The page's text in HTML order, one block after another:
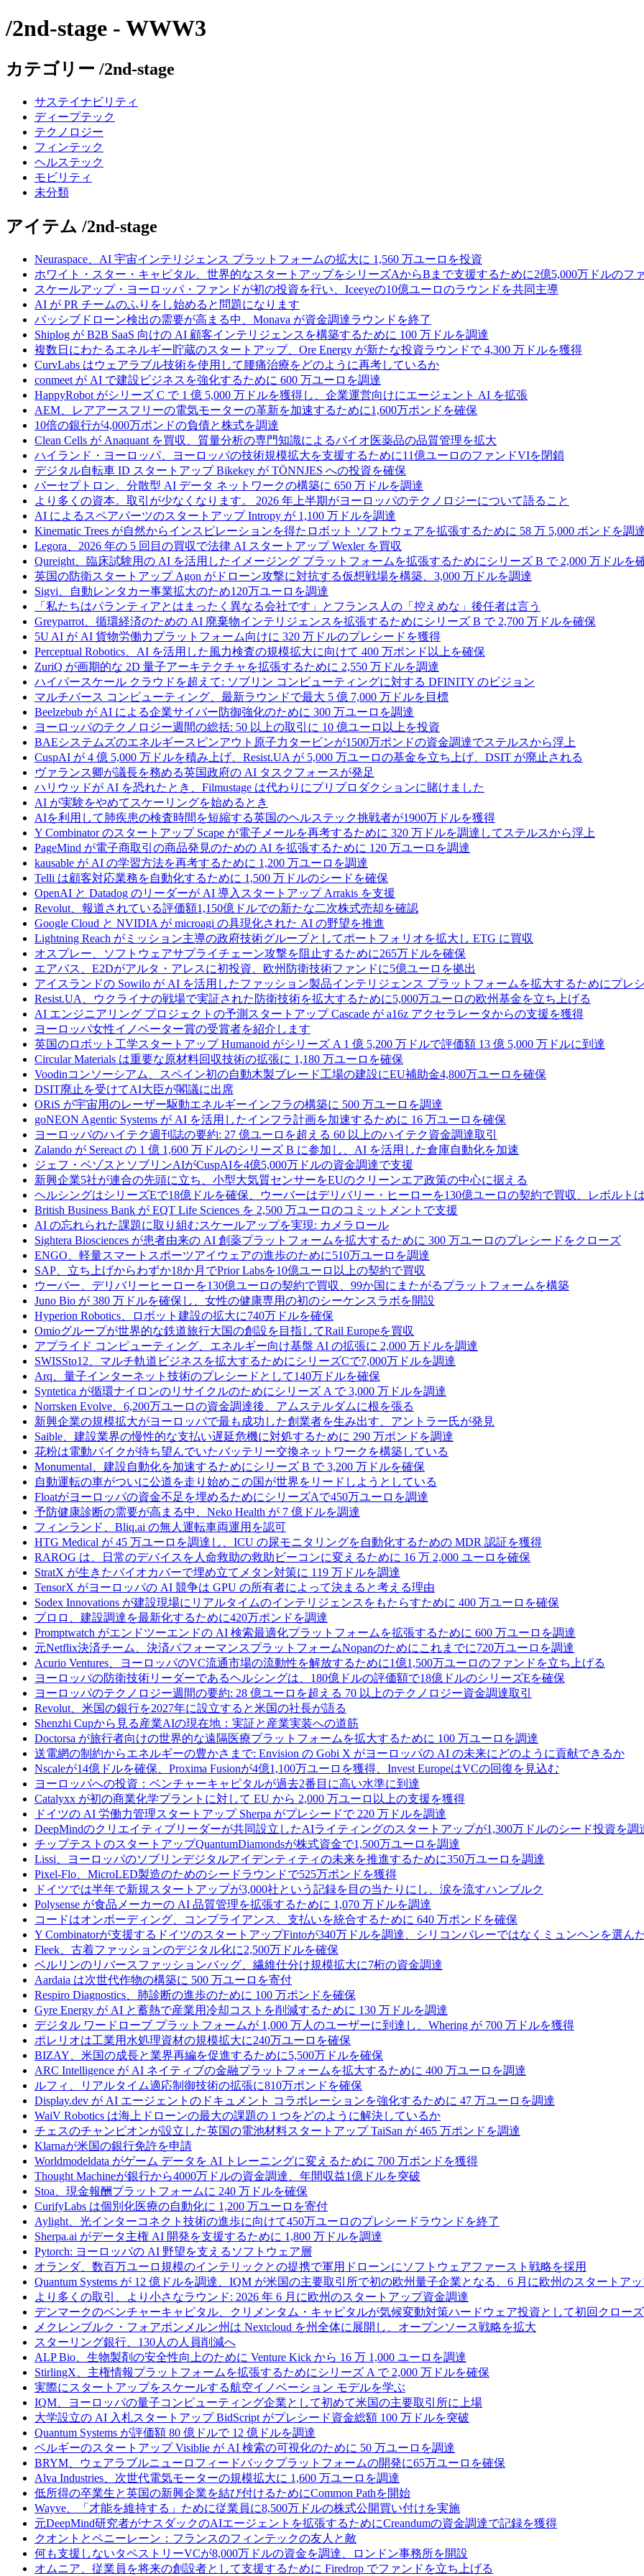
/2nd-stage - WWW3
カテゴリー /2nd-stage
サステイナビリティ
ディープテック
テクノロジー
フィンテック
ヘルステック
モビリティ
未分類
アイテム /2nd-stage
Neuraspace、AI 宇宙インテリジェンス プラットフォームの拡大に 1,560 万ユーロを投資
ホワイト・スター・キャピタル、世界的なスタートアップをシリーズAからBまで支援するために2億5,000万ドルのフ
スケールアップ・ヨーロッパ・ファンドが初の投資を行い、Iceeyeの10億ユーロのラウンドを共同主導
AI が PR チームのふりをし始めると問題になります
パッシブドローン検出の需要が高まる中、Monava が資金調達ラウンドを終了
Shiplog が B2B SaaS 向けの AI 顧客インテリジェンスを構築するために 100 万ドルを調達
複数日にわたるエネルギー貯蔵のスタートアップ、Ore Energy が新たな投資ラウンドで 4,300 万ドルを獲得
CurvLabs はウェアラブル技術を使用して腰痛治療をどのように再考しているか
conmeet が AI で建設ビジネスを強化するために 600 万ユーロを調達
HappyRobot がシリーズ C で 1 億 5,000 万ドルを獲得し、企業運営向けにエージェント AI を拡張
AEM、レアアースフリーの電気モーターの革新を加速するために1,600万ポンドを確保
10倍の銀行が4,000万ポンドの負債と株式を調達
Clean Cells が Anaquant を買収、質量分析の専門知識によるバイオ医薬品の品質管理を拡大
ハイランド・ヨーロッパ、ヨーロッパの技術規模拡大を支援するために11億ユーロのファンドVIを閉鎖
デジタル自転車 ID スタートアップ Bikekey が TÖNNJES への投資を確保
パーセプトロン、分散型 AI データ ネットワークの構築に 650 万ドルを調達
より多くの資本。取引が少なくなります。 2026 年上半期がヨーロッパのテクノロジーについて語ること
AI によるスペアパーツのスタートアップ Intropy が 1,100 万ドルを調達
Kinematic Trees が自然からインスピレーションを得たロボット ソフトウェアを拡張するために 58 万 5,000 ポンドを調
Legora、2026 年の 5 回目の買収で法律 AI スタートアップ Wexler を買収
Qureight、臨床試験用の AI を活用したイメージング プラットフォームを拡張するためにシリーズ B で 2,000 万ドルを
英国の防衛スタートアップ Agon がドローン攻撃に対抗する仮想戦場を構築、3,000 万ドルを調達
Sigvi、自動レンタカー事業拡大のため120万ユーロを調達
「私たちはパランティアとはまったく異なる会社です」とフランス人の「控えめな」後任者は言う
Greyparrot、循環経済のための AI 廃棄物インテリジェンスを拡張するためにシリーズ B で 2,700 万ドルを確保
5U AI が AI 貨物労働力プラットフォーム向けに 320 万ドルのプレシードを獲得
Perceptual Robotics、AI を活用した風力検査の規模拡大に向けて 400 万ポンド以上を確保
ZuriQ が画期的な 2D 量子アーキテクチャを拡張するために 2,550 万ドルを調達
ハイパースケール クラウドを超えて: ソブリン コンピューティングに対する DFINITY のビジョン
マルチバース コンピューティング、最新ラウンドで最大 5 億 7,000 万ドルを目標
Beelzebub が AI による企業サイバー防御強化のために 300 万ユーロを調達
ヨーロッパのテクノロジー週間の総括: 50 以上の取引に 10 億ユーロ以上を投資
BAEシステムズのエネルギースピンアウト原子力タービンが1500万ポンドの資金調達でステルスから浮上
CuspAI が 4 億 5,000 万ドルを積み上げ、Resist.UA が 5,000 万ユーロの基金を立ち上げ、DSIT が廃止される
ヴァランス卿が議長を務める英国政府の AI タスクフォースが発足
ハリウッドが AI を恐れたとき、Filmustage は代わりにプリプロダクションに賭けました
AI が実験をやめてスケーリングを始めるとき
AIを利用して肺疾患の検査時間を短縮する英国のヘルステック挑戦者が1900万ドルを獲得
Y Combinator のスタートアップ Scape が電子メールを再考するために 320 万ドルを調達してステルスから浮上
PageMind が電子商取引の商品発見のための AI を拡張するために 120 万ユーロを調達
kausable が AI の学習方法を再考するために 1,200 万ユーロを調達
Telli は顧客対応業務を自動化するために 1,500 万ドルのシードを確保
OpenAI と Datadog のリーダーが AI 導入スタートアップ Arrakis を支援
Revolut、報道されている評価額1,150億ドルでの新たな二次株式売却を確認
Google Cloud と NVIDIA が microagi の具現化された AI の野望を推進
Lightning Reach がミッション主導の政府技術グループとしてポートフォリオを拡大し ETG に買収
オスプレー、ソフトウェアサプライチェーン攻撃を阻止するために265万ドルを確保
エアバス、E2Dがアルタ・アレスに初投資、欧州防衛技術ファンドに5億ユーロを拠出
アイスランドの Sowilo が AI を活用したファッション製品インテリジェンス プラットフォームを拡大するためにプレ
Resist.UA、ウクライナの戦場で実証された防衛技術を拡大するために5,000万ユーロの欧州基金を立ち上げる
AI エンジニアリング プロジェクトの予測スタートアップ Cascade が a16z アクセラレータからの支援を獲得
ヨーロッパ女性イノベーター賞の受賞者を紹介します
英国のロボット工学スタートアップ Humanoid がシリーズ A 1 億 5,200 万ドルで評価額 13 億 5,000 万ドルに到達
Circular Materials は重要な原材料回収技術の拡張に 1,180 万ユーロを確保
Voodinコンソーシアム、スペイン初の自動木製ブレード工場の建設にEU補助金4,800万ユーロを確保
DSIT廃止を受けてAI大臣が閣議に出席
ORiS が宇宙用のレーザー駆動エネルギーインフラの構築に 500 万ユーロを調達
goNEON Agentic Systems が AI を活用したインフラ計画を加速するために 16 万ユーロを確保
ヨーロッパのハイテク週刊誌の要約: 27 億ユーロを超える 60 以上のハイテク資金調達取引
Zalando が Sereact の 1 億 1,600 万ドルのシリーズ B に参加し、AI を活用した倉庫自動化を加速
ジェフ・ベゾスとソブリンAIがCuspAIを4億5,000万ドルの資金調達で支援
新興企業5社が連合の先頭に立ち、小型大気質センサーをEUのクリーンエア政策の中心に据える
ヘルシングはシリーズEで18億ドルを確保、ウーバーはデリバリー・ヒーローを130億ユーロの契約で買収、レボルト
British Business Bank が EQT Life Sciences を 2,500 万ユーロのコミットメントで支援
AI の忘れられた課題に取り組むスケールアップを実現: カメラロール
Sightera Biosciences が患者由来の AI 創薬プラットフォームを拡大するために 300 万ユーロのプレシードをクローズ
ENGO、軽量スマートスポーツアイウェアの進歩のために510万ユーロを調達
SAP、立ち上げからわずか18か月でPrior Labsを10億ユーロ以上の契約で買収
ウーバー、デリバリーヒーローを130億ユーロの契約で買収、99か国にまたがるプラットフォームを構築
Juno Bio が 380 万ドルを確保し、女性の健康専用の初のシーケンスラボを開設
Hyperion Robotics、ロボット建設の拡大に740万ドルを確保
Omioグループが世界的な鉄道旅行大国の創設を目指してRail Europeを買収
アプライド コンピューティング、エネルギー向け基盤 AI の拡張に 2,000 万ドルを調達
SWISSto12、マルチ軌道ビジネスを拡大するためにシリーズCで7,000万ドルを調達
Arq、量子インターネット技術のプレシードとして140万ドルを確保
Syntetica が循環ナイロンのリサイクルのためにシリーズ A で 3,000 万ドルを調達
Norrsken Evolve、6,200万ユーロの資金調達後、アムステルダムに根を張る
新興企業の規模拡大がヨーロッパで最も成功した創業者を生み出す、アントラー氏が発見
Saible、建設業界の慢性的な支払い遅延危機に対処するために 290 万ポンドを調達
花粉は電動バイクが待ち望んでいたバッテリー交換ネットワークを構築している
Monumental、建設自動化を加速するためにシリーズ B で 3,200 万ドルを確保
自動運転の車がついに公道を走り始めこの国が世界をリードしようとしている
Floatがヨーロッパの資金不足を埋めるためにシリーズAで450万ユーロを調達
予防健康診断の需要が高まる中、Neko Health が 7 億ドルを調達
フィンランド、Bliq.ai の無人運転車両運用を認可
HTG Medical が 45 万ユーロを調達し、ICU の尿モニタリングを自動化するための MDR 認証を獲得
RAROG は、日常のデバイスを人命救助の救助ビーコンに変えるために 16 万 2,000 ユーロを確保
StratX が生きたバイオカバーで埋め立てメタン対策に 119 万ドルを調達
TensorX がヨーロッパの AI 競争は GPU の所有者によって決まると考える理由
Sodex Innovations が建設現場にリアルタイムのインテリジェンスをもたらすために 400 万ユーロを確保
プロロ、建設調達を最新化するために420万ポンドを調達
Promptwatch がエンドツーエンドの AI 検索最適化プラットフォームを拡張するために 600 万ユーロを調達
元Netflix決済チーム、決済パフォーマンスプラットフォームNopanのためにこれまでに720万ユーロを調達
Acurio Ventures、ヨーロッパのVC流通市場の流動性を解放するために1億1,500万ユーロのファンドを立ち上げる
ヨーロッパの防衛技術リーダーであるヘルシングは、180億ドルの評価額で18億ドルのシリーズEを確保
ヨーロッパのテクノロジー週間の要約: 28 億ユーロを超える 70 以上のテクノロジー資金調達取引
Revolut、米国の銀行を2027年に設立すると米国の社長が語る
Shenzhi Cupから見る産業AIの現在地：実証と産業実装への道筋
Doctorsa が旅行者向けの世界的な遠隔医療プラットフォームを拡大するために 100 万ユーロを調達
送電網の制約からエネルギーの豊かさまで: Envision の Gobi X がヨーロッパの AI の未来にどのように貢献できるか
Nscaleが14億ドルを確保、Proxima Fusionが4億1,100万ユーロを獲得、Invest EuropeはVCの回復を見込む
ヨーロッパへの投資：ベンチャーキャピタルが過去2番目に高い水準に到達
Catalyxx が初の商業化学プラントに対して EU から 2,000 万ユーロ以上の支援を獲得
ドイツの AI 労働力管理スタートアップ Sherpa がプレシードで 220 万ドルを調達
DeepMindのクリエイティブリーダーが共同設立したAIライティングのスタートアップが1,300万ドルのシード投資を調
チップテストのスタートアップQuantumDiamondsが株式資金で1,500万ユーロを調達
Lissi、ヨーロッパのソブリンデジタルアイデンティティの未来を推進するために350万ユーロを調達
Pixel-Flo、MicroLED製造のためのシードラウンドで525万ポンドを獲得
ドイツでは半年で新規スタートアップが3,000社という記録を目の当たりにし、涙を流すハンブルク
Polysense が食品メーカーの AI 品質管理を拡張するために 1,070 万ドルを調達
コードはオンボーディング、コンプライアンス、支払いを統合するために 640 万ポンドを確保
Y Combinatorが支援するドイツのスタートアップFintoが340万ドルを調達、シリコンバレーではなくミュンヘンを選ん
Fleek、古着ファッションのデジタル化に2,500万ドルを確保
ベルリンのリバースファッションバッグ、繊維仕分け規模拡大に7桁の資金調達
Aardaia は次世代作物の構築に 500 万ユーロを寄付
Respiro Diagnostics、肺診断の進歩のために 100 万ポンドを確保
Gyre Energy が AI と蓄熱で産業用冷却コストを削減するために 130 万ドルを調達
デジタル ワードローブ プラットフォームが 1,000 万人のユーザーに到達し、Whering が 700 万ドルを獲得
ポレリオは工業用水処理資材の規模拡大に240万ユーロを確保
BIZAY、米国の成長と業界再編を促進するために5,500万ドルを確保
ARC Intelligence が AI ネイティブの金融プラットフォームを拡大するために 400 万ユーロを調達
ルフィ、リアルタイム適応制御技術の拡張に810万ポンドを確保
Display.dev が AI エージェントのドキュメント コラボレーションを強化するために 47 万ユーロを調達
WaiV Robotics は海上ドローンの最大の課題の 1 つをどのように解決しているか
チェスのチャンピオンが設立した英国の電池材料スタートアップ TaiSan が 465 万ポンドを調達
Klarnaが米国の銀行免許を申請
Worldmodeldata がゲーム データを AI トレーニングに変えるために 700 万ポンドを獲得
Thought Machineが銀行から4000万ドルの資金調達、年間収益1億ドルを突破
Stoa、現金報酬プラットフォームに 240 万ドルを確保
CurifyLabs は個別化医療の自動化に 1,200 万ユーロを寄付
Aylight、光インターコネクト技術の進歩に向けて450万ユーロのプレシードラウンドを終了
Sherpa.ai がデータ主権 AI 開発を支援するために 1,800 万ドルを調達
Pytorch: ヨーロッパの AI 野望を支えるソフトウェア層
オランダ、数百万ユーロ規模のインテリックとの提携で軍用ドローンにソフトウェアファースト戦略を採用
Quantum Systems が 12 億ドルを調達、IQM が米国の主要取引所で初の欧州量子企業となる、6 月に欧州のスタートア
より多くの取引、より小さなラウンド: 2026 年 6 月に欧州のスタートアップ資金調達
デンマークのベンチャーキャピタル、クリメンタム・キャピタルが気候変動対策ハードウェア投資として初回クロー
メクレンブルク・フォアポンメルン州は Nextcloud を州全体に展開し、オープンソース戦略を拡大
スターリング銀行、130人の人員削減へ
ALP Bio、生物製剤の安全性向上のために Venture Kick から 16 万 1,000 ユーロを調達
StirlingX、主権情報プラットフォームを拡張するためにシリーズ A で 2,000 万ドルを確保
実際にスタートアップをスケールする航空イノベーション モデルを学ぶ
IQM、ヨーロッパの量子コンピューティング企業として初めて米国の主要取引所に上場
大学設立の AI 入札スタートアップ BidScript がプレシード資金総額 100 万ドルを突破
Quantum Systems が評価額 80 億ドルで 12 億ドルを調達
ベルギーのスタートアップ Visiblie が AI 検索の可視化のために 50 万ユーロを調達
BRYM、ウェアラブルニューロフィードバックプラットフォームの開発に65万ユーロを確保
Alva Industries、次世代電気モーターの規模拡大に 1,600 万ユーロを調達
低所得の卒業生と英国の新興企業を結び付けるためにCommon Pathを開始
Wayve、「才能を維持する」ために従業員に8,500万ドルの株式公開買い付けを実施
元DeepMind研究者がナスダックのAIエージェントを拡張するためにCreandumの資金調達で記録を獲得
クオントとペニーレーン：フランスのフィンテックの友人と敵
何も支援しないタペストリーVCが8,000万ドルの資金を調達、ロンドン事務所を開設
オムニア、従業員を将来の創設者として支援するために Firedrop でファンドを立ち上げる